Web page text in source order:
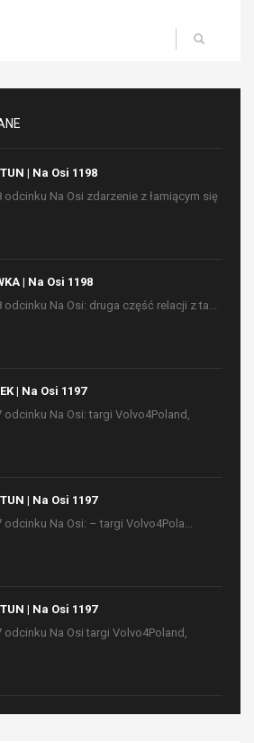
| Na Osi 1198
odcinku Na Osi zdarzenie z łamiącym się
| Na Osi 1198
odcinku Na Osi: druga część relacji z ta...
| Na Osi 1197
odcinku Na Osi: targi Volvo4Poland,
| Na Osi 1197
odcinku Na Osi: – targi Volvo4Pola...
| Na Osi 1197
odcinku Na Osi targi Volvo4Poland,